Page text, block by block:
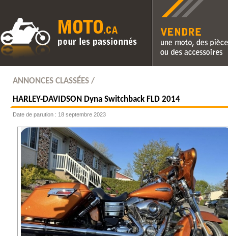
Vendre une moto, des
des accessoires
ANNONCES CLASSÉES /
HARLEY-DAVIDSON Dyna Switchback FLD 2014
Date de parution : 18 septembre 2023